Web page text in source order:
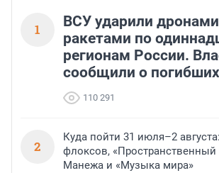
1
ВСУ ударили
ракетами по
регионам России.
сообщили о
110 291
2
Куда пойти 31 июля–2
флоксов, «Пространственный
Манежа и «Музыка мира»